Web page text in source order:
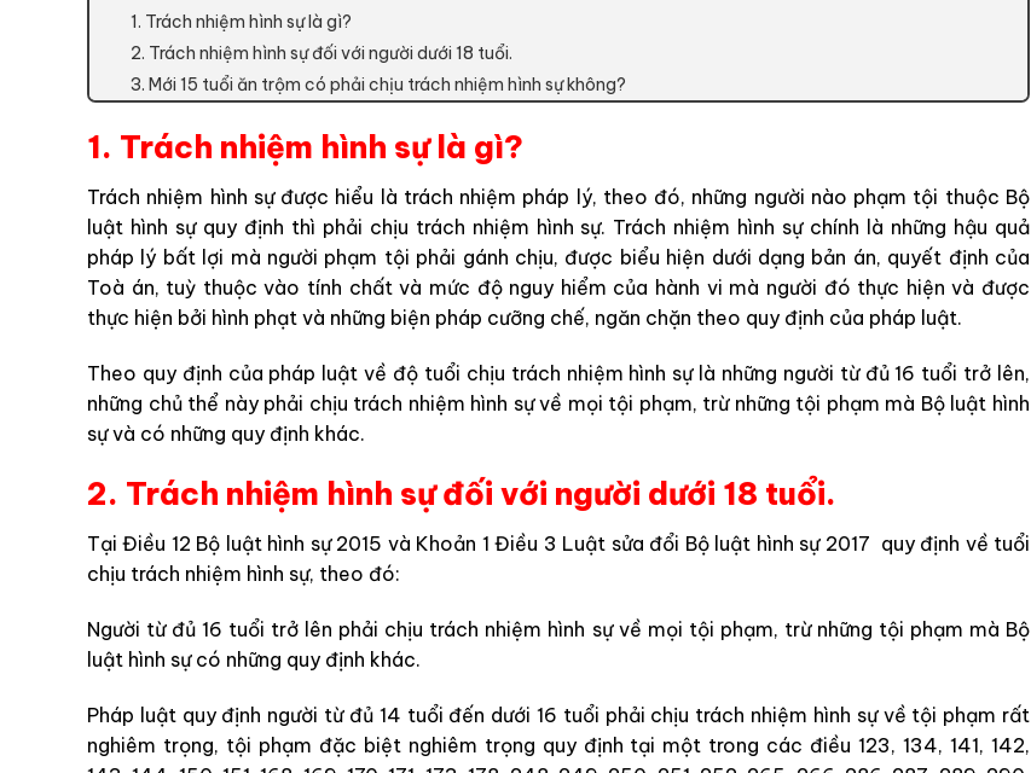
1. Trách nhiệm hình sự là gì?
2. Trách nhiệm hình sự đối với người dưới 18 tuổi.
3. Mới 15 tuổi ăn trộm có phải chịu trách nhiệm hình sự không?
1. Trách nhiệm hình sự là gì?
Trách nhiệm hình sự được hiểu là trách nhiệm pháp lý, theo đó, những người nào phạm tội thuộc Bộ
luật hình sự quy định thì phải chịu trách nhiệm hình sự. Trách nhiệm hình sự chính là những hậu quả
pháp lý bất lợi mà người phạm tội phải gánh chịu, được biểu hiện dưới dạng bản án, quyết định của
Toà án, tuỳ thuộc vào tính chất và mức độ nguy hiểm của hành vi mà người đó thực hiện và được
thực hiện bởi hình phạt và những biện pháp cưỡng chế, ngăn chặn theo quy định của pháp luật.
Theo quy định của pháp luật về độ tuổi chịu trách nhiệm hình sự là những người từ đủ 16 tuổi trở lên,
những chủ thể này phải chịu trách nhiệm hình sự về mọi tội phạm, trừ những tội phạm mà Bộ luật hình
sự và có những quy định khác.
2. Trách nhiệm hình sự đối với người dưới 18 tuổi.
Tại Điều 12 Bộ luật hình sự 2015 và Khoản 1 Điều 3 Luật sửa đổi Bộ luật hình sự 2017 quy định về tuổi
chịu trách nhiệm hình sự, theo đó:
Người từ đủ 16 tuổi trở lên phải chịu trách nhiệm hình sự về mọi tội phạm, trừ những tội phạm mà Bộ
luật hình sự có những quy định khác.
Pháp luật quy định người từ đủ 14 tuổi đến dưới 16 tuổi phải chịu trách nhiệm hình sự về tội phạm rất
nghiêm trọng, tội phạm đặc biệt nghiêm trọng quy định tại một trong các điều 123, 134, 141, 142,